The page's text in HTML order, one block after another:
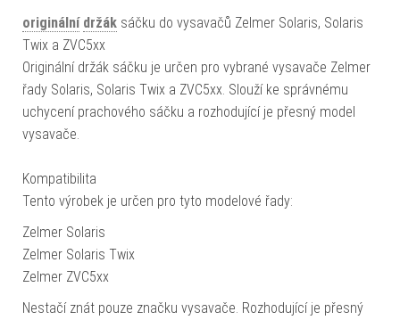
originální držák sáčku do vysavačů Zelmer Solaris, Solaris
Twix a ZVC5xx
Originální držák sáčku je určen pro vybrané vysavače Zelmer
řady Solaris, Solaris Twix a ZVC5xx. Slouží ke správnému
uchycení prachového sáčku a rozhodující je přesný model
vysavače.
Kompatibilita
Tento výrobek je určen pro tyto modelové řady:
Zelmer Solaris
Zelmer Solaris Twix
Zelmer ZVC5xx
Nestačí znát pouze značku vysavače. Rozhodující je přesný